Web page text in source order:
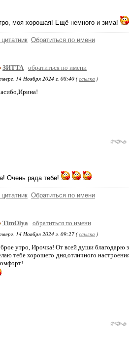
моя хорошая! Ещё немного и зима!
Обратиться по имени
ЗИТТА обратиться по имени
14 Ноября 2024 г. 08:40 (ссылка )
Очень рада тебе!
Обратиться по имени
TimOlya
обратиться по имени
14 Ноября 2024 г. 09:27 (ссылка )
утро, Ирочка! От всей души благодарю
тебе хорошего дня,отличного